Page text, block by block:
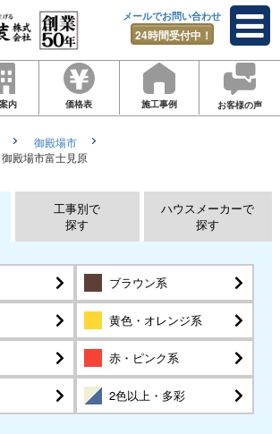
メールでお問い合わせ
24時間受付中！
内 価格表 施工事例 お客様の声
御殿場市
殿場市富士見原
工事別で
探す
ハウスメーカーで
探す
ブラウン系
黄色・オレンジ系
赤・ピンク系
2色以上・多彩